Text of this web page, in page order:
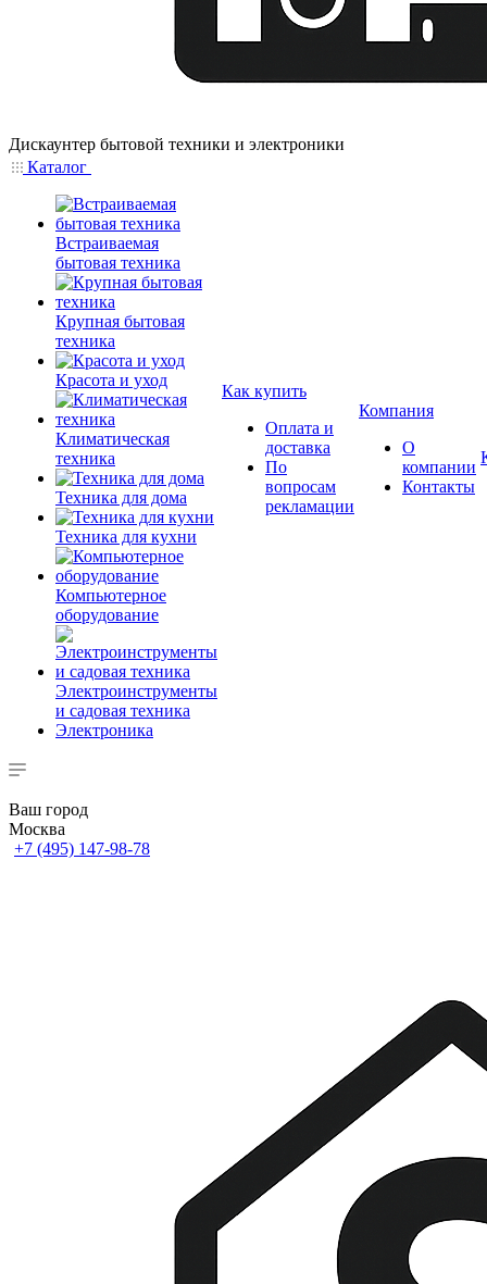
Дискаунтер бытовой техники и электроники
Каталог
Встраиваемая
бытовая техника
Крупная бытовая
техника
Красота и уход
Климатическая
техника
Техника для дома
Техника для кухни
Компьютерное
оборудование
Электроинструменты
и садовая техника
Электроника
Как купить
Оплата и
доставка
По
вопросам
рекламации
Компания
О
компании
Контакты
Ваш город
Москва
+7 (495) 147-98-78